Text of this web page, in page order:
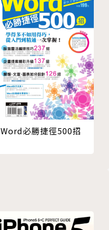
Word必勝捷徑500招